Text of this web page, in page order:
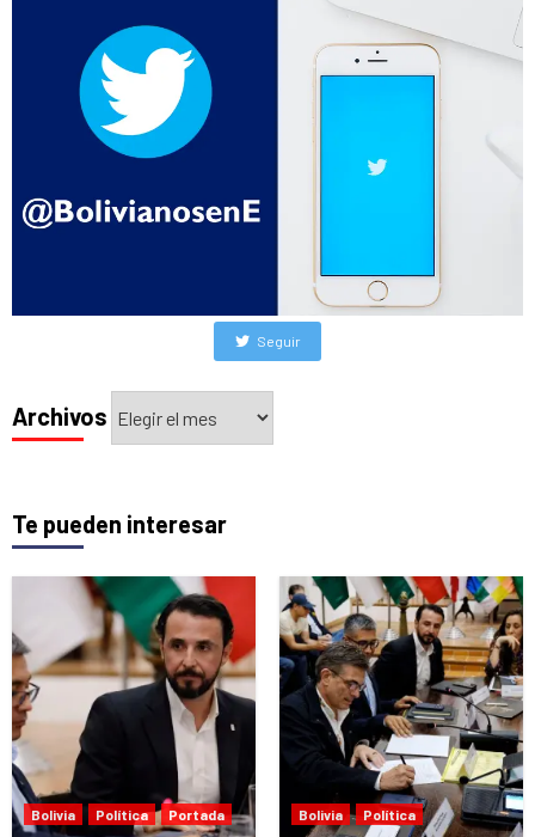
Seguir
Archivos
Archivos
Te pueden interesar
Bolivia Política Portada Bolivia Política